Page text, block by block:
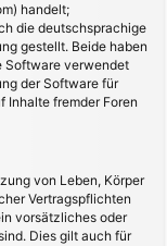
handelt;
die deutschsprachige
gestellt. Beide haben
Software verwendet
der Software für
Inhalte fremder Foren
von Leben, Körper
Vertragspflichten
vorsätzliches oder
Dies gilt auch für